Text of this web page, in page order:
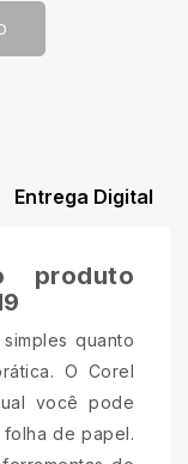
Entrega Digital
produto
quanto
O Corel
você pode
folha de papel.